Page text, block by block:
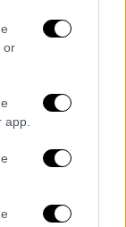
or
της,
την
τη σημασία